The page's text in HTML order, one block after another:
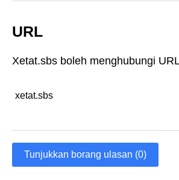
URL
Xetat.sbs boleh menghubungi
xetat.sbs
Tunjukkan borang ulasan (0)